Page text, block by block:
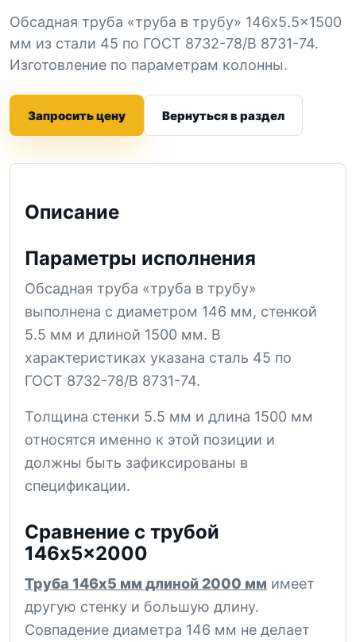
Обсадная труба «труба в трубу» 146x5.5x1500
мм из стали 45 по ГОСТ 8732-78/В 8731-74.
Изготовление по параметрам колонны.
Запросить цену Вернуться в раздел
Описание
Параметры исполнения
Обсадная труба «труба в трубу»
выполнена с диаметром 146 мм, стенкой
5.5 мм и длиной 1500 мм. В
характеристиках указана сталь 45 по
ГОСТ 8732-78/В 8731-74.
Толщина стенки 5.5 мм и длина 1500 мм
относятся именно к этой позиции и
должны быть зафиксированы в
спецификации.
Сравнение с трубой
146x5x2000
Труба 146x5 мм длиной 2000 мм имеет
другую стенку и большую длину.
Совпадение диаметра 146 мм не делает